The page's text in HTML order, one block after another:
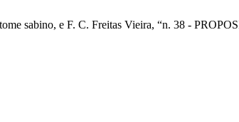
sabino, e F. C. Freitas Vieira, “n. 38 -